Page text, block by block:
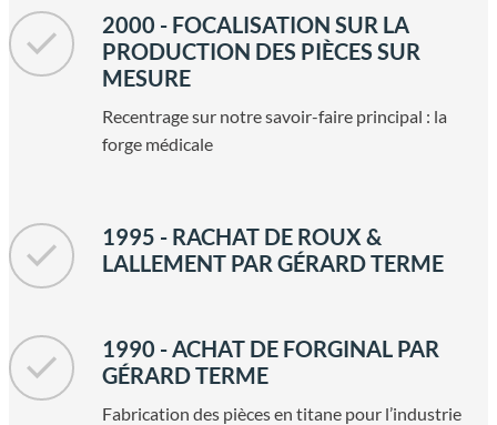
2000 - FOCALISATION SUR LA
PRODUCTION DES PIÈCES SUR
MESURE
Recentrage sur notre savoir-faire principal : la
forge médicale
1995 - RACHAT DE ROUX &
LALLEMENT PAR GÉRARD TERME
1990 - ACHAT DE FORGINAL PAR
GÉRARD TERME
Fabrication des pièces en titane pour l’industrie